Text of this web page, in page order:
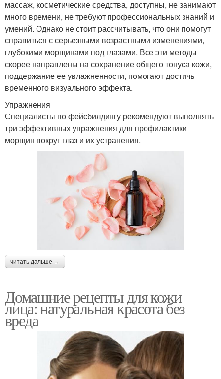
массаж, косметические средства, доступны, не занимают
много времени, не требуют профессиональных знаний и
умений. Однако не стоит рассчитывать, что они помогут
справиться с серьезными возрастными изменениями,
глубокими морщинами под глазами. Все эти методы
скорее направлены на сохранение общего тонуса кожи,
поддержание ее увлажненности, помогают достичь
временного визуального эффекта.
Упражнения
Специалисты по фейсбилдингу рекомендуют выполнять
три эффективных упражнения для профилактики
морщин вокруг глаз и их устранения.
читать дальше →
Домашние рецепты для кожи
лица: натуральная красота без
вреда